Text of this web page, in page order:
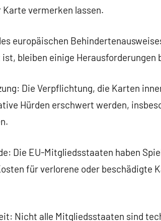
Karte vermerken lassen.
europäischen
bleiben einige Herausforderungen
Die Verpflichtung, die Karten
Hürden erschwert werden,
Die EU-Mitgliedsstaaten haben
für verlorene oder beschädigte
Nicht alle Mitgliedsstaaten sind